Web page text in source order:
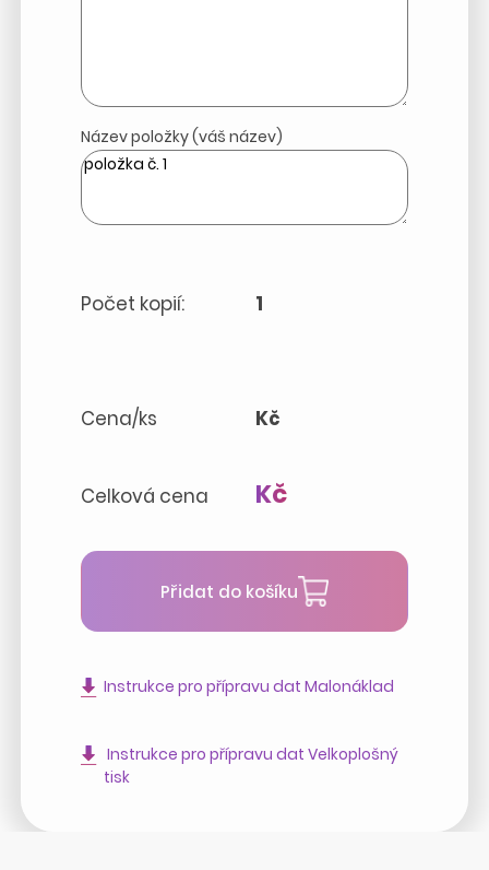
Název položky (váš název)
Počet kopií: 1
Cena/ks Kč
Celková cena Kč
Přidat do košíku
Instrukce pro přípravu dat Malonáklad
Instrukce pro přípravu dat Velkoplošný
tisk